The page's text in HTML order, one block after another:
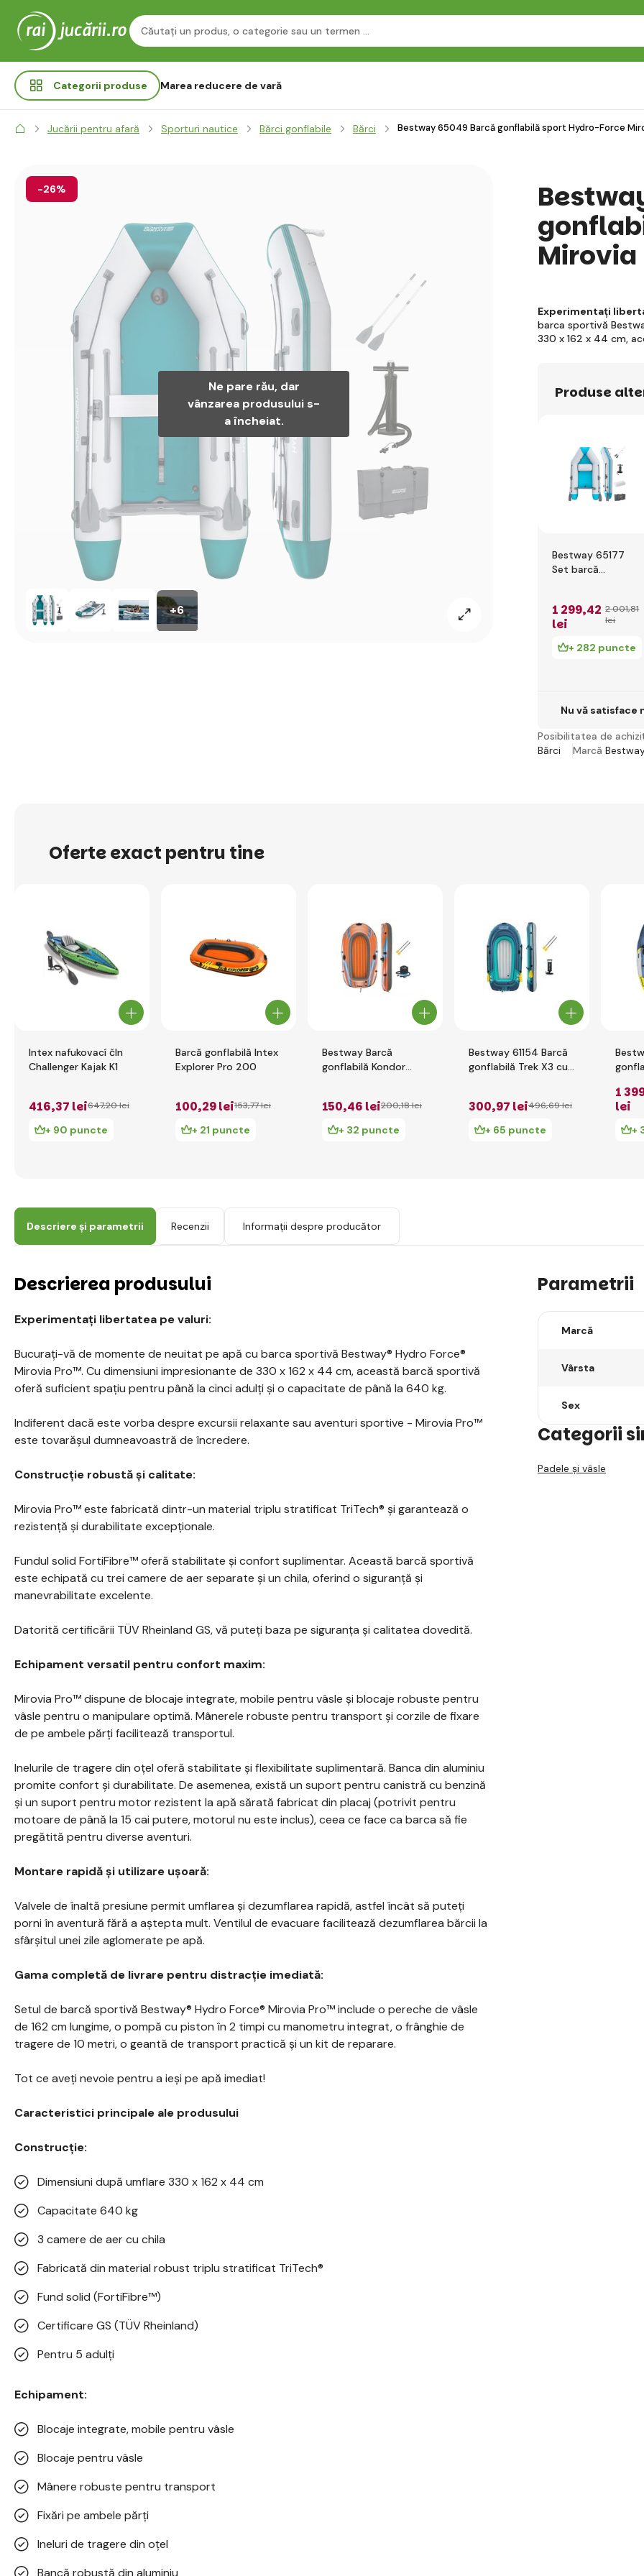
Categorii produse Marea reducere de vară
Jucării pentru afară Sporturi nautice Bărci gonflabile Bărci Bestway 65049 Barcă gonflabilă sport Hydro-Force
-26%
+6
Ne pare rău, dar
vânzarea produsului s-
a încheiat.
Mirovia
Experimentați
barca sportivă
330 x 162 x 44 cm,
Produse
Bestway 65177
Set barcă
230 cm
1 299,42
lei
2 001,81
lei
+ 282 puncte
Nu vă satisface
Posibilitatea de
Bărci
Marcă
Oferte exact pentru tine
Intex nafukovací čln
Challenger Kajak K1
416,37 lei647,20 lei
+ 90 puncte
Barcă gonflabilă Intex
Explorer Pro 200
100,29 lei153,77 lei
+ 21 puncte
Bestway Barcă
gonflabilă Kondor
pompă manuală),
196x106 c
150,46 lei200,18 lei
+ 32 puncte
Bestway 61154 Barcă
gonflabilă Trek X3 cu
300,97 lei496,69 lei
+ 65 puncte
X1,
1
lei
+
Descriere și parametrii Recenzii Informații despre producător
Descrierea produsului
Experimentați libertatea pe valuri:
Bucurați-vă de momente de neuitat pe apă cu barca sportivă Bestway® Hydro Force®
Mirovia Pro™. Cu dimensiuni impresionante de 330 x 162 x 44 cm, această barcă sportivă
oferă suficient spațiu pentru până la cinci adulți și o capacitate de până la 640 kg.
Indiferent dacă este vorba despre excursii relaxante sau aventuri sportive - Mirovia Pro™
este tovarășul dumneavoastră de încredere.
Construcție robustă și calitate:
Mirovia Pro™ este fabricată dintr-un material triplu stratificat TriTech® și garantează o
rezistență și durabilitate excepționale.
Fundul solid FortiFibre™ oferă stabilitate și confort suplimentar. Această barcă sportivă
este echipată cu trei camere de aer separate și un chila, oferind o siguranță și
manevrabilitate excelente.
Datorită certificării TÜV Rheinland GS, vă puteți baza pe siguranța și calitatea dovedită.
Echipament versatil pentru confort maxim:
Mirovia Pro™ dispune de blocaje integrate, mobile pentru vâsle și blocaje robuste pentru
vâsle pentru o manipulare optimă. Mânerele robuste pentru transport și corzile de fixare
de pe ambele părți facilitează transportul.
Inelurile de tragere din oțel oferă stabilitate și flexibilitate suplimentară. Banca din aluminiu
promite confort și durabilitate. De asemenea, există un suport pentru canistră cu benzină
și un suport pentru motor rezistent la apă sărată fabricat din placaj (potrivit pentru
motoare de până la 15 cai putere, motorul nu este inclus), ceea ce face ca barca să fie
pregătită pentru diverse aventuri.
Montare rapidă și utilizare ușoară:
Valvele de înaltă presiune permit umflarea și dezumflarea rapidă, astfel încât să puteți
porni în aventură fără a aștepta mult. Ventilul de evacuare facilitează dezumflarea bărcii la
sfârșitul unei zile aglomerate pe apă.
Gama completă de livrare pentru distracție imediată:
Setul de barcă sportivă Bestway® Hydro Force® Mirovia Pro™ include o pereche de vâsle
de 162 cm lungime, o pompă cu piston în 2 timpi cu manometru integrat, o frânghie de
tragere de 10 metri, o geantă de transport practică și un kit de reparare.
Tot ce aveți nevoie pentru a ieși pe apă imediat!
Caracteristici principale ale produsului
Construcție:
Dimensiuni după umflare 330 x 162 x 44 cm
Capacitate 640 kg
3 camere de aer cu chila
Fabricată din material robust triplu stratificat TriTech®
Fund solid (FortiFibre™)
Certificare GS (TÜV Rheinland)
Pentru 5 adulți
Echipament:
Blocaje integrate, mobile pentru vâsle
Blocaje pentru vâsle
Mânere robuste pentru transport
Fixări pe ambele părți
Ineluri de tragere din oțel
Bancă robustă din aluminiu
Parametrii
Marcă
Vârsta
Sex
Categorii
Padele și vâsle